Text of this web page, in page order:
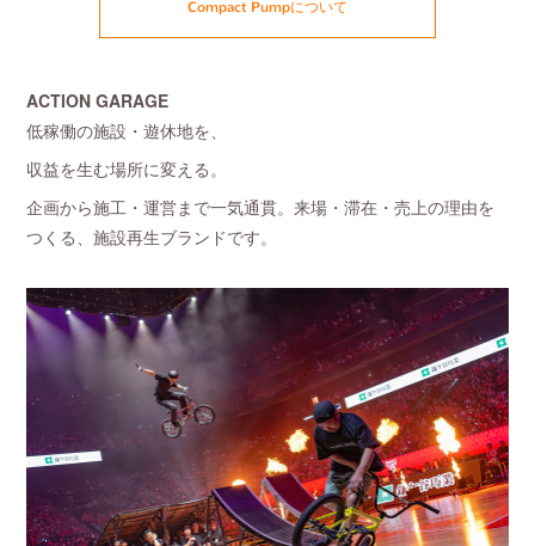
Compact Pumpについて
ACTION GARAGE
低稼働の施設・遊休地を、
収益を生む場所に変える。
企画から施工・運営まで一気通貫。来場・滞在・売上の理由を
つくる、施設再生ブランドです。